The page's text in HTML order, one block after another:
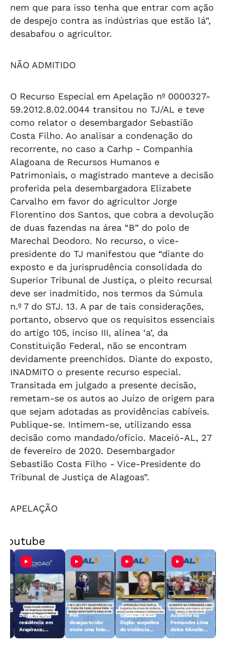
nem que para isso tenha que entrar com ação
de despejo contra as indústrias que estão lá”,
desabafou o agricultor.
NÃO ADMITIDO
O Recurso Especial em Apelação nº 0000327-
59.2012.8.02.0044 transitou no TJ/AL e teve
como relator o desembargador Sebastião
Costa Filho. Ao analisar a condenação do
recorrente, no caso a Carhp - Companhia
Alagoana de Recursos Humanos e
Patrimoniais, o magistrado manteve a decisão
proferida pela desembargadora Elizabete
Carvalho em favor do agricultor Jorge
Florentino dos Santos, que cobra a devolução
de duas fazendas na área “B” do polo de
Marechal Deodoro. No recurso, o vice-
presidente do TJ manifestou que “diante do
exposto e da jurisprudência consolidada do
Superior Tribunal de Justiça, o pleito recursal
deve ser inadmitido, nos termos da Súmula
n.º 7 do STJ. 13. A par de tais considerações,
portanto, observo que os requisitos essenciais
do artigo 105, inciso III, alínea ‘a’, da
Constituição Federal, não se encontram
devidamente preenchidos. Diante do exposto,
INADMITO o presente recurso especial.
Transitada em julgado a presente decisão,
remetam-se os autos ao Juízo de origem para
que sejam adotadas as providências cabíveis.
Publique-se. Intimem-se, utilizando essa
decisão como mandado/ofício. Maceió-AL, 27
de fevereiro de 2020. Desembargador
Sebastião Costa Filho - Vice-Presidente do
Tribunal de Justiça de Alagoas”.
APELAÇÃO
Dupla invade
residência em
Arapiraca;
Pet
desaparecido:
envie uma foto
Operação Face
Dupla: suspeitos
de violência
Acidente na
Fernandes Lima
deixa trânsito